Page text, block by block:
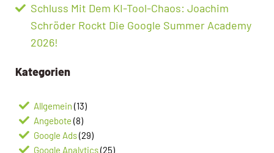
Schluss Mit Dem KI-Tool-Chaos: Joachim
Schröder Rockt Die Google Summer Academy
2026!
Kategorien
Allgemein (13)
Angebote (8)
Google Ads(29)
Google Analytics(25)